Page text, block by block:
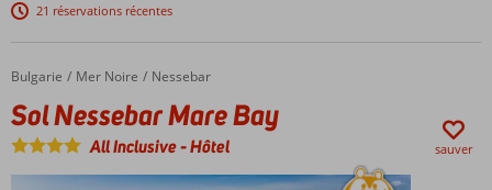
À deux
pas de la
du centre
historique
de
Nessebar
Chambres
21 réservations récentes
Accueil
Bulgarie Mer Noire Nessebar
Sol Nessebar Mare Bay
Sol Nessebar Mare Bay
All Inclusive-Hôtel sauver